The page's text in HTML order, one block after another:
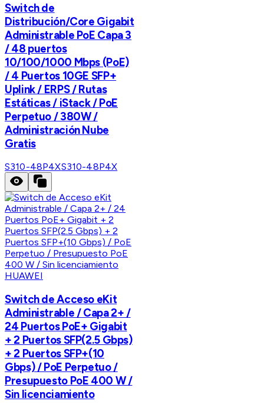
Switch de
Distribución/Core Gigabit
Administrable PoE Capa 3
/ 48 puertos
10/100/1000 Mbps (PoE)
/ 4 Puertos 10GE SFP+
Uplink / ERPS / Rutas
Estáticas / iStack / PoE
Perpetuo / 380W /
Administración Nube
Gratis
S310-48P4XS310-48P4X
HUAWEI
Switch de Acceso eKit
Administrable / Capa 2+ /
24 Puertos PoE+ Gigabit
+ 2 Puertos SFP(2.5 Gbps)
+ 2 Puertos SFP+(10
Gbps) / PoE Perpetuo /
Presupuesto PoE 400 W /
Sin licenciamiento